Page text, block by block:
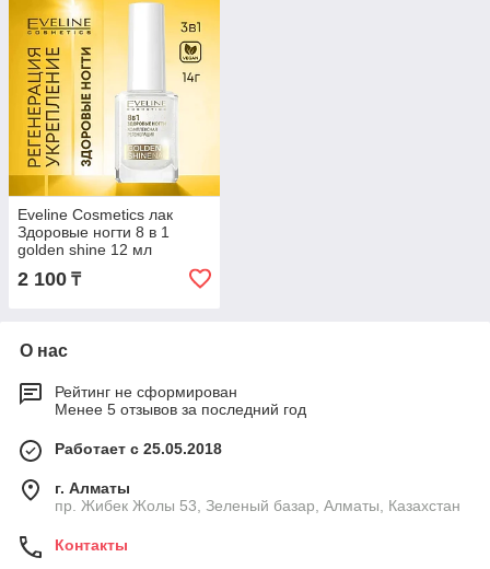
Eveline Cosmetics лак
Здоровые ногти 8 в 1
golden shine 12 мл
2 100 ₸
О нас
Рейтинг не сформирован
Менее 5 отзывов за последний год
Работает с 25.05.2018
г. Алматы
пр. Жибек Жолы 53, Зеленый базар, Алматы, Казахстан
Контакты